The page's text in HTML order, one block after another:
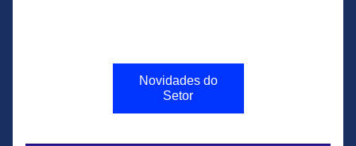
Novidades do
Setor